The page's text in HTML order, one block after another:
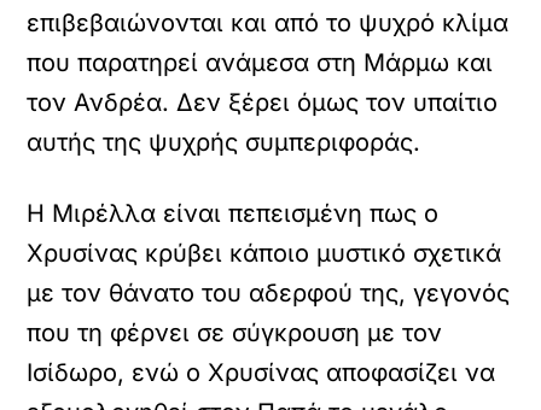
επιβεβαιώνονται και από το ψυχρό κλίμα
που παρατηρεί ανάμεσα στη Μάρμω και
τον Ανδρέα. Δεν ξέρει όμως τον υπαίτιο
αυτής της ψυχρής συμπεριφοράς.
Η Μιρέλλα είναι πεπεισμένη πως ο
Χρυσίνας κρύβει κάποιο μυστικό σχετικά
με τον θάνατο του αδερφού της, γεγονός
που τη φέρνει σε σύγκρουση με τον
Ισίδωρο, ενώ ο Χρυσίνας αποφασίζει να